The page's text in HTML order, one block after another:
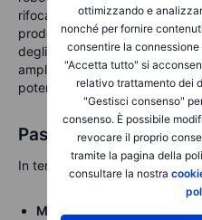
ottimizzando e
nonché per fornire
consentire la
"Accetta tutto" si
relativo trattamento dei
"Gestisci consenso"
consenso. È possibile
revocare il proprio
tramite la pagina della
consultare la nostra
rifocalizzare la narrativa
prodotti Tesla, fornendo una
degli investitori. Tuttavia,
amplificato da un esame più
potenzialmente a ulteriori
Passi pratici in
In termini pratici, in mezzo alla
Monitorare attentamente